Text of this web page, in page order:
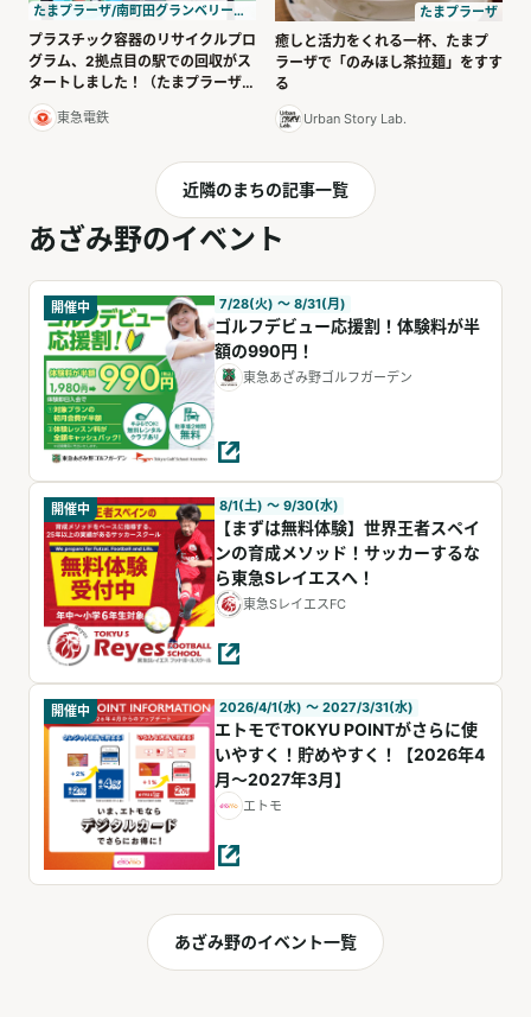
たまプラーザ/南町田グランベリーパーク
プラスチック容器のリサイクルプロ
グラム、2拠点目の駅での回収がス
タートしました！（たまプラーザ
駅）
東急電鉄
たまプラーザ
癒しと活力をくれる一杯、たまプ
ラーザで「のみほし茶拉麺」をすす
る
Urban Story Lab.
近隣のまちの記事一覧
あざみ野のイベント
開催中 7/28(火) 〜 8/31(月)
ゴルフデビュー応援割！体験料が半
額の990円！
東急あざみ野ゴルフガーデン
開催中 8/1(土) 〜 9/30(水)
【まずは無料体験】世界王者スペイ
ンの育成メソッド！サッカーするな
ら東急Sレイエスへ！
東急SレイエスFC
開催中 2026/4/1(水) 〜 2027/3/31(水)
エトモでTOKYU POINTがさらに使
いやすく！貯めやすく！【2026年4
月～2027年3月】
エトモ
あざみ野のイベント一覧